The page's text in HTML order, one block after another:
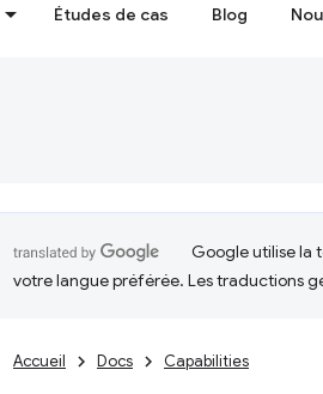
Études de cas Blog
Google utilise la
votre langue préférée. Les traductions
Accueil Docs Capabilities